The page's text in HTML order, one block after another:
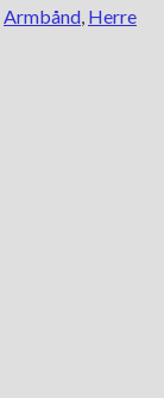
Armbånd, Herre